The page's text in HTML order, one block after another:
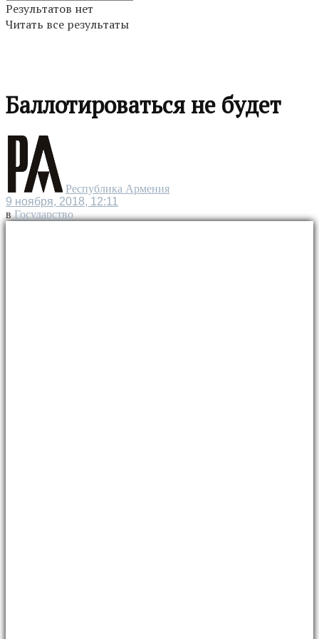
Результатов нет
Читать все результаты
Баллотироваться не будет
Республика Армения
9 ноября, 2018, 12:11
в Государство